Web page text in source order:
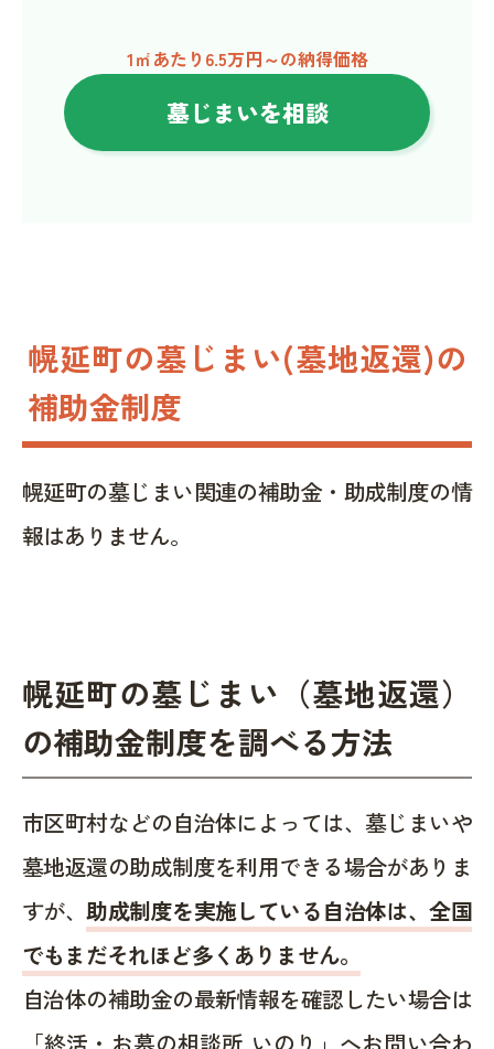
1㎡あたり6.5万円～の納得価格
墓じまいを相談
幌延町の墓じまい(墓地返還)の
補助金制度
幌延町の墓じまい関連の補助金・助成制度の情
報はありません。
幌延町の墓じまい（墓地返還）
の補助金制度を調べる方法
市区町村などの自治体によっては、墓じまいや
墓地返還の助成制度を利用できる場合がありま
すが、助成制度を実施している自治体は、全国
でもまだそれほど多くありません。
自治体の補助金の最新情報を確認したい場合は